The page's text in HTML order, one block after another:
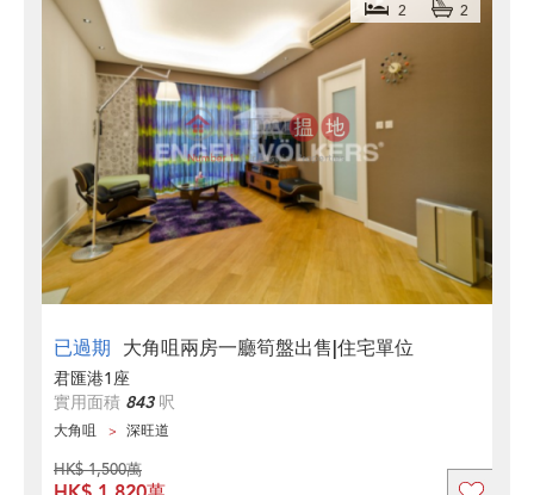
已過期 大角咀兩房一廳筍盤出售|住宅單位
2 2
君匯港1座
實用面積 843呎
大角咀 深旺道
HK$ 1,500萬